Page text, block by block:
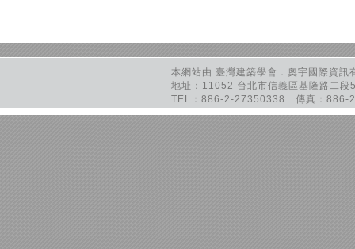
本網站由 臺灣建築學會．奧宇國際資
地址：11052 台北市信義區基隆路二
TEL：886-2-27350338 傳真：886-